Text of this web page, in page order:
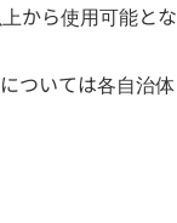
から使用可能とな
ついては各自治体